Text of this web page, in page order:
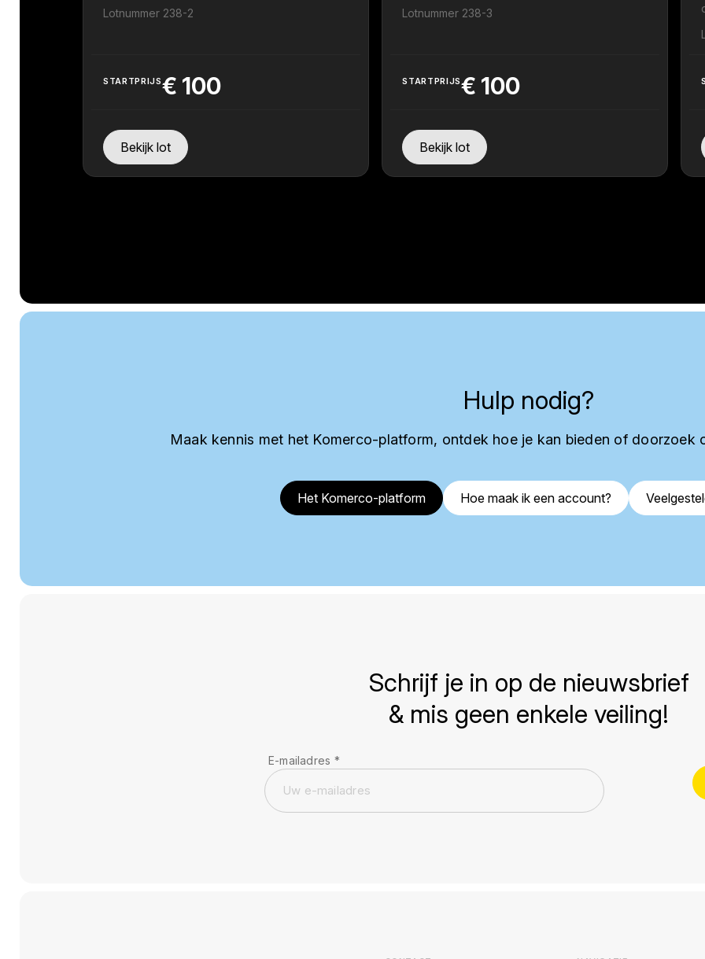
Lotnummer 238-2
STARTPRIJS€ 100
Bekijk lot
Lotnummer 238-3
STARTPRIJS€ 100
Bekijk lot
Hulp nodig?
Maak kennis met het Komerco-platform, ontdek hoe je kan bieden of doorzoek
Het Komerco-platform Hoe maak ik een account?
Schrijf je in op de nieuwsbrief
& mis geen enkele veiling!
E-mailadres *